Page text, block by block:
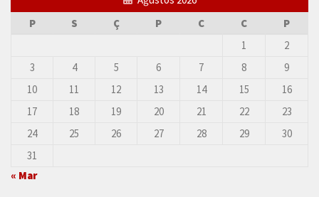
P
S Ç P C C
P
1
2
3
4 5 6 7 8
9
10
11 12 13 14 15
16
17
18 19 20 21 22
23
24
25 26 27 28 29
30
31
« Mar